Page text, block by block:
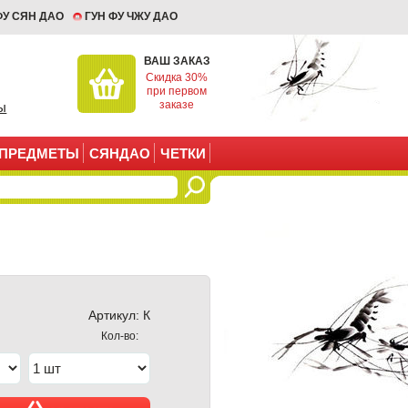
СЯН ДАО ГУН ФУ ЧЖУ ДАО
ВАШ ЗАКАЗ
Скидка 30%
при первом
заказе
ПРЕДМЕТЫ СЯНДАО ЧЕТКИ
Артикул: К
Кол-во: